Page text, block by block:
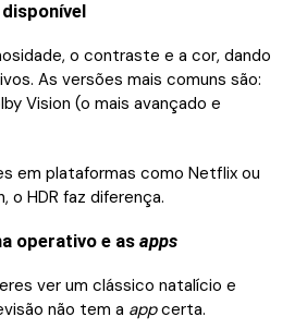
o contraste e a cor, dando
As versões mais comuns são:
Vision (o mais avançado e
em plataformas como Netflix ou
o HDR faz diferença.
operativo e asapps
ver um clássico natalício e
não tem a appcerta.